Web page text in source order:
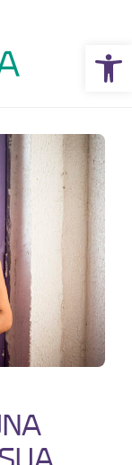
Abrir a barra de ferramentas